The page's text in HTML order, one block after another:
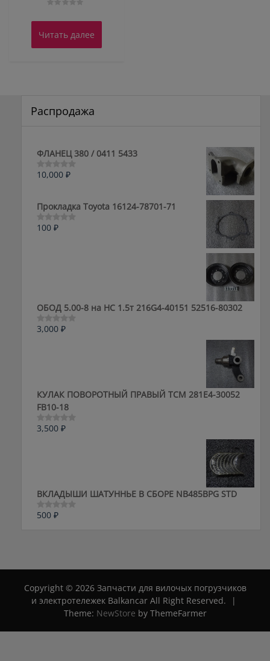
0
5
Читать далее
Распродажа
ФЛАНЕЦ 380 / 0411 5433
Оценка
5
10,000 ₽
Прокладка Toyota 16124-78701-71
Оценка
100 ₽
ОБОД 5.00-8 на HC 1.5т 216G4-40151 52516-80302
Оценка
3,000 ₽
КУЛАК ПОВОРОТНЫЙ ПРАВЫЙ ТСМ 281E4-30052
FB10-18
Оценка
3,500 ₽
ВКЛАДЫШИ ШАТУННЬЕ В СБОРЕ NB485BPG STD
Оценка
500 ₽
Copyright © 2026 Запчасти для вилочых погрузчиков
и электротележек Balkancar All Right Reserved.
|
Theme: NewStore by ThemeFarmer